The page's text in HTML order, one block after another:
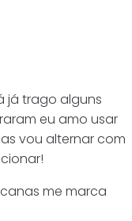
já trago alguns
eu amo usar
vou alternar com
me marca